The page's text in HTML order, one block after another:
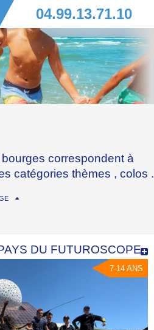
04.99.13.71.10
correspondent à
catégories thèmes , colos .
DU FUTUROSCOPE
7-14 ANS